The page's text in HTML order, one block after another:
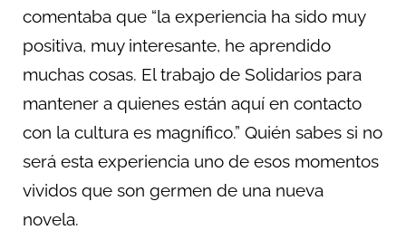
comentaba que “la experiencia ha sido muy
positiva, muy interesante, he aprendido
muchas cosas. El trabajo de Solidarios para
mantener a quienes están aquí en contacto
con la cultura es magnífico.” Quién sabes si no
será esta experiencia uno de esos momentos
vividos que son germen de una nueva
novela.